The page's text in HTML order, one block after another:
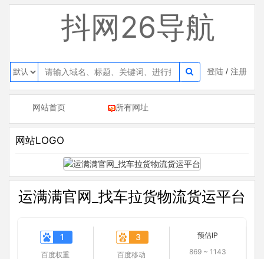
抖网26导航
登陆 /注册
网站首页 所有网址
网站LOGO
运满满官网_找车拉货物流货运平台
1
百度权重
3
百度移动
预估IP
869 ~ 1143